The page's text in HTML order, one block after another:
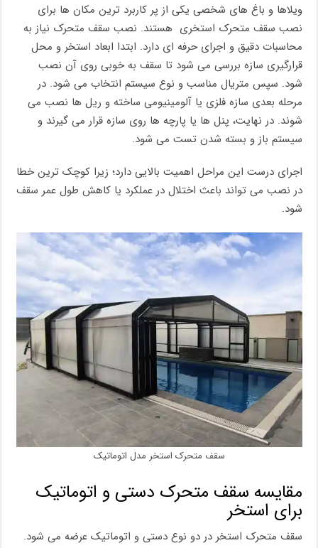
ویلاها و باغ های شخصی یکی از پر کاربرد ترین مکان ها برای
نصب سقف متحرک استخری هستند. نصب سقف متحرک نیاز به
محاسبات دقیق و اجرای حرفه ای دارد. ابتدا ابعاد استخر و محل
قرارگیری سازه بررسی می شود تا سقف به خوبی روی آن نصب
شود. سپس متریال مناسب و نوع سیستم انتخاب می شود. در
مرحله بعدی سازه فلزی یا آلومینیومی ساخته و ریل ها نصب می
شوند. در نهایت، پنل ها یا پارچه ها روی سازه قرار می گیرند و
سیستم باز و بسته شدن تست می شود.
اجرای درست این مراحل اهمیت بالایی دارد؛ زیرا کوچک ترین خطا
در نصب می تواند باعث اختلال در عملکرد یا کاهش طول عمر سقف
شود.
سقف متحرک استخر مدل اتوماتیک
مقایسه سقف متحرک دستی و اتوماتیک
برای استخر
سقف متحرک استخر در دو نوع دستی و اتوماتیک عرضه می شود.